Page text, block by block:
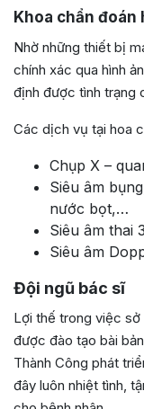
Khoa chẩn đoán
Nhờ những thiết bị
chính xác qua hình
định được tình trạng
Các dịch vụ tại hoa
Chụp X –
Siêu âm
nước bọt,…
Siêu âm thai
Siêu âm
Đội ngũ bác sĩ
Lợi thế trong việc sở
được đào tạo bài
Thành Công phát
đây luôn nhiệt tình,